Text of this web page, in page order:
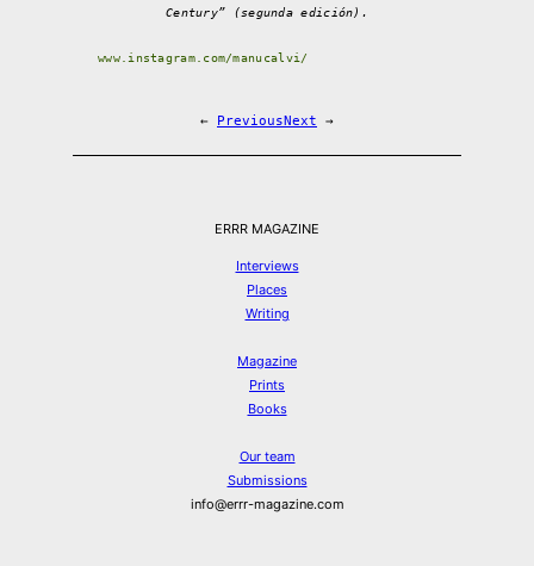
Century” (segunda edición).
www.instagram.com/manucalvi/
← PreviousNext →
ERRR MAGAZINE
Interviews
Places
Writing
Magazine
Prints
Books
Our team
Submissions
info@errr-magazine.com